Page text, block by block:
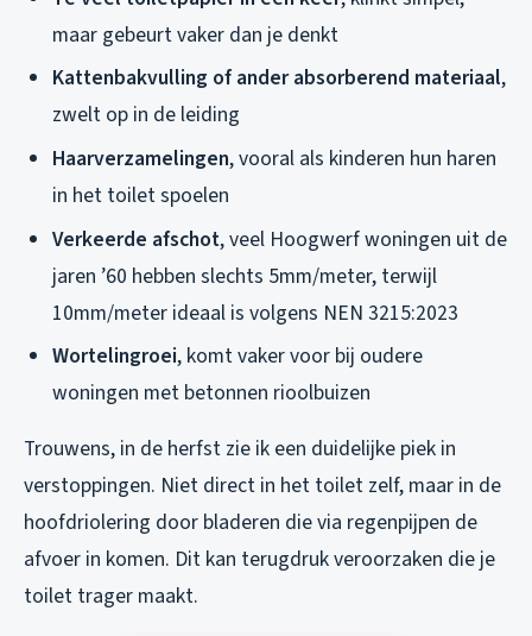
maar gebeurt vaker dan je denkt
Kattenbakvulling of ander absorberend materiaal,
zwelt op in de leiding
Haarverzamelingen, vooral als kinderen hun haren
in het toilet spoelen
Verkeerde afschot, veel Hoogwerf woningen uit de
jaren ’60 hebben slechts 5mm/meter, terwijl
10mm/meter ideaal is volgens NEN 3215:2023
Wortelingroei, komt vaker voor bij oudere
woningen met betonnen rioolbuizen
Trouwens, in de herfst zie ik een duidelijke piek in
verstoppingen. Niet direct in het toilet zelf, maar in de
hoofdriolering door bladeren die via regenpijpen de
afvoer in komen. Dit kan terugdruk veroorzaken die je
toilet trager maakt.